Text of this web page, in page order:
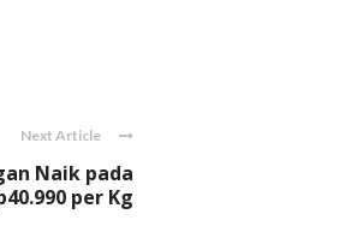
Next Article
Naik pada
per Kg